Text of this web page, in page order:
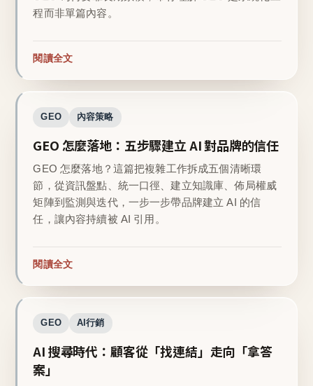
程而非單篇內容。
閱讀全文
GEO 內容策略
GEO 怎麼落地：五步驟建立 AI 對品牌的信任
GEO 怎麼落地？這篇把複雜工作拆成五個清晰環
節，從資訊盤點、統一口徑、建立知識庫、佈局權威
矩陣到監測與迭代，一步一步帶品牌建立 AI 的信
任，讓內容持續被 AI 引用。
閱讀全文
GEO AI行銷
AI 搜尋時代：顧客從「找連結」走向「拿答
案」